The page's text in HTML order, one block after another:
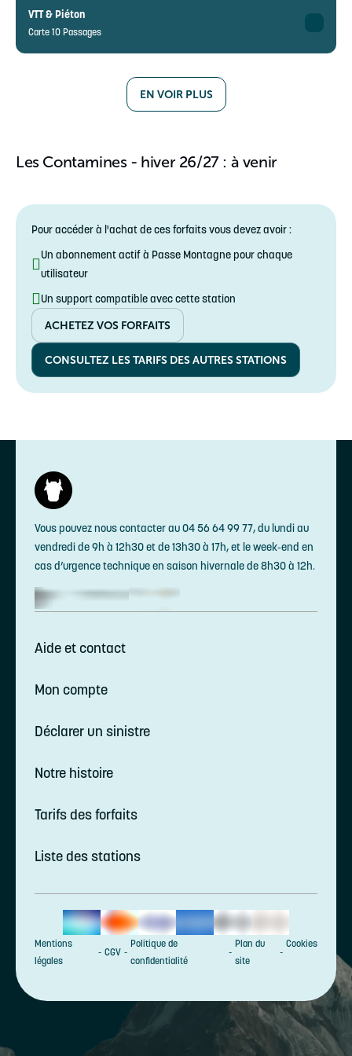
❌
15-79 ans
18€ au lieu de 20€
Enfant
VTT & Piéton
Carte 10 Passages
EN VOIR PLUS
Les Contamines - hiver 26/27 : à venir
Pour accéder à l'achat de ces forfaits vous devez avoir :
Un abonnement actif à Passe Montagne pour chaque
utilisateur
Un support compatible avec cette station
ACHETEZ VOS FORFAITS
CONSULTEZ LES TARIFS DES AUTRES STATIONS
Vous pouvez nous contacter au 04 56 64 99 77, du lundi au
vendredi de 9h à 12h30 et de 13h30 à 17h, et le week-end en
cas d’urgence technique en saison hivernale de 8h30 à 12h.
Aide et contact
Mon compte
Déclarer un sinistre
Notre histoire
Tarifs des forfaits
Liste des stations
Mentions
légales
CGV
Politique de
confidentialité
Plan du
site
Cookies